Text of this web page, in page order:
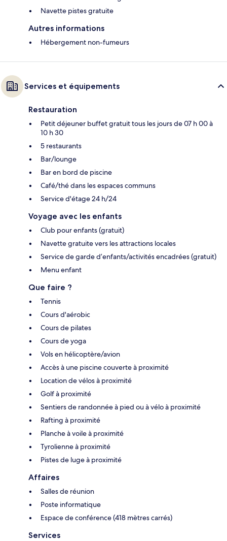
Navette pistes gratuite
Autres informations
Hébergement non-fumeurs
Services et équipements
Restauration
Petit déjeuner buffet gratuit tous les jours de 07 h 00 à
10 h 30
5 restaurants
Bar/lounge
Bar en bord de piscine
Café/thé dans les espaces communs
Service d'étage 24 h/24
Voyage avec les enfants
Club pour enfants (gratuit)
Navette gratuite vers les attractions locales
Service de garde d’enfants/activités encadrées (gratuit)
Menu enfant
Que faire ?
Tennis
Cours d'aérobic
Cours de pilates
Cours de yoga
Vols en hélicoptère/avion
Accès à une piscine couverte à proximité
Location de vélos à proximité
Golf à proximité
Sentiers de randonnée à pied ou à vélo à proximité
Rafting à proximité
Planche à voile à proximité
Tyrolienne à proximité
Pistes de luge à proximité
Affaires
Salles de réunion
Poste informatique
Espace de conférence (418 mètres carrés)
Services